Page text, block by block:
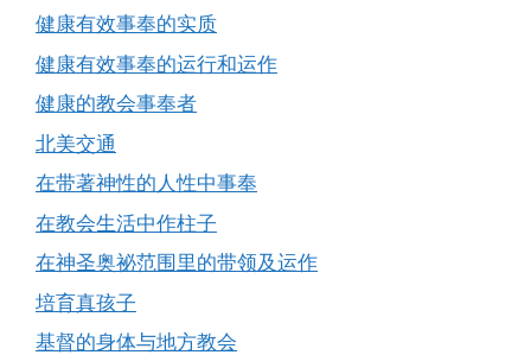
健康有效事奉的实质
健康有效事奉的运行和运作
健康的教会事奉者
北美交通
在带著神性的人性中事奉
在教会生活中作柱子
在神圣奥祕范围里的带领及运作
培育真孩子
基督的身体与地方教会